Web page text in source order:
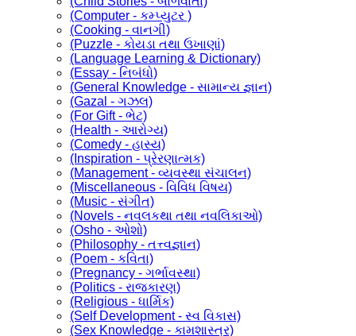
(Computer - કમ્પ્યુટર )
(Cooking - વાનગી)
(Puzzle - કોયડા તથા ઉખાણાં)
(Language Learning & Dictionary)
(Essay - નિબંધો)
(General Knowledge - સામાન્ય જ્ઞાન)
(Gazal - ગઝલ)
(For Gift - ભેટ)
(Health - આરોગ્ય)
(Comedy - હાસ્ય)
(Inspiration - પ્રેરણાત્મક)
(Management - વ્યવસ્થા સંચાલન)
(Miscellaneous - વિવિધ વિષય)
(Music - સંગીત)
(Novels - નવલકથા તથા નવલિકાઓ)
(Osho - ઓશો)
(Philosophy - તત્ત્વજ્ઞાન)
(Poem - કવિતા)
(Pregnancy - ગર્ભાવસ્થા)
(Politics - રાજકારણ)
(Religious - ધાર્મિક)
(Self Development - સ્વ વિકાસ)
(Sex Knowledge - કામશાસ્ત્ર)